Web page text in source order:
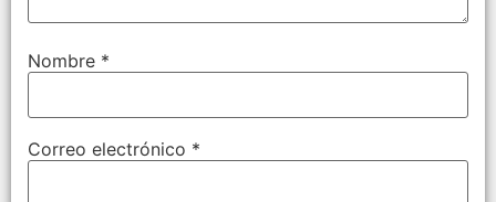
Nombre *
Correo electrónico *